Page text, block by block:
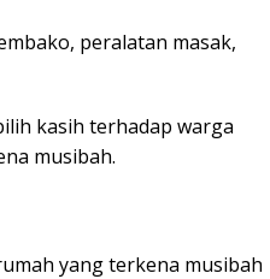
peralatan masak,
kasih terhadap warga
musibah.
yang terkena musibah